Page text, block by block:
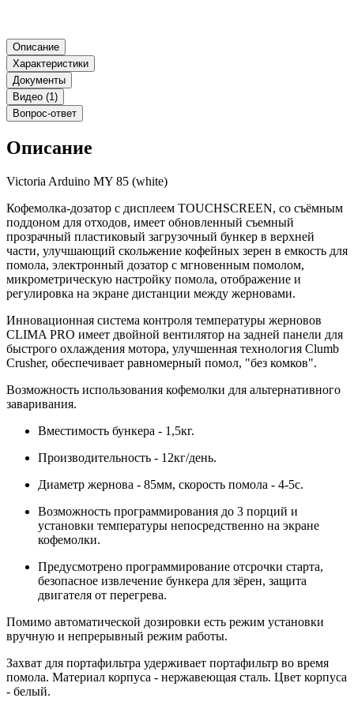
Описание
Характеристики
Документы
Видео (1)
Вопрос-ответ
Описание
Victoria Arduino MY 85 (white)
Кофемолка-дозатор с дисплеем TOUCHSCREEN, со съёмным
поддоном для отходов, имеет обновленный съемный
прозрачный пластиковый загрузочный бункер в верхней
части, улучшающий скольжение кофейных зерен в емкость для
помола, электронный дозатор с мгновенным помолом,
микрометрическую настройку помола, отображение и
регулировка на экране дистанции между жерновами.
Инновационная система контроля температуры жерновов
CLIMA PRO имеет двойной вентилятор на задней панели для
быстрого охлаждения мотора, улучшенная технология Clumb
Crusher, обеспечивает равномерный помол, "без комков".
Возможность использования кофемолки для альтернативного
заваривания.
Вместимость бункера - 1,5кг.
Производительность - 12кг/день.
Диаметр жернова - 85мм, скорость помола - 4-5с.
Возможность программирования до 3 порций и
установки температуры непосредственно на экране
кофемолки.
Предусмотрено программирование отсрочки старта,
безопасное извлечение бункера для зёрен, защита
двигателя от перегрева.
Помимо автоматической дозировки есть режим установки
вручную и непрерывный режим работы.
Захват для портафильтра удерживает портафильтр во время
помола. Материал корпуса - нержавеющая сталь. Цвет корпуса
- белый.